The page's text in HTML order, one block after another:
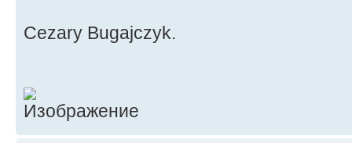
Cezary Bugajczyk.